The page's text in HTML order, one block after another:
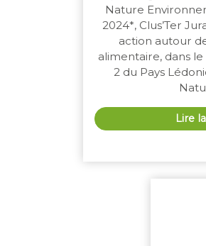
Nature
2024*, Clus’Ter
action autour
alimentaire, dans
2 du Pays
Lire